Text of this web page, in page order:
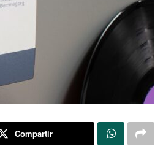
Compartir